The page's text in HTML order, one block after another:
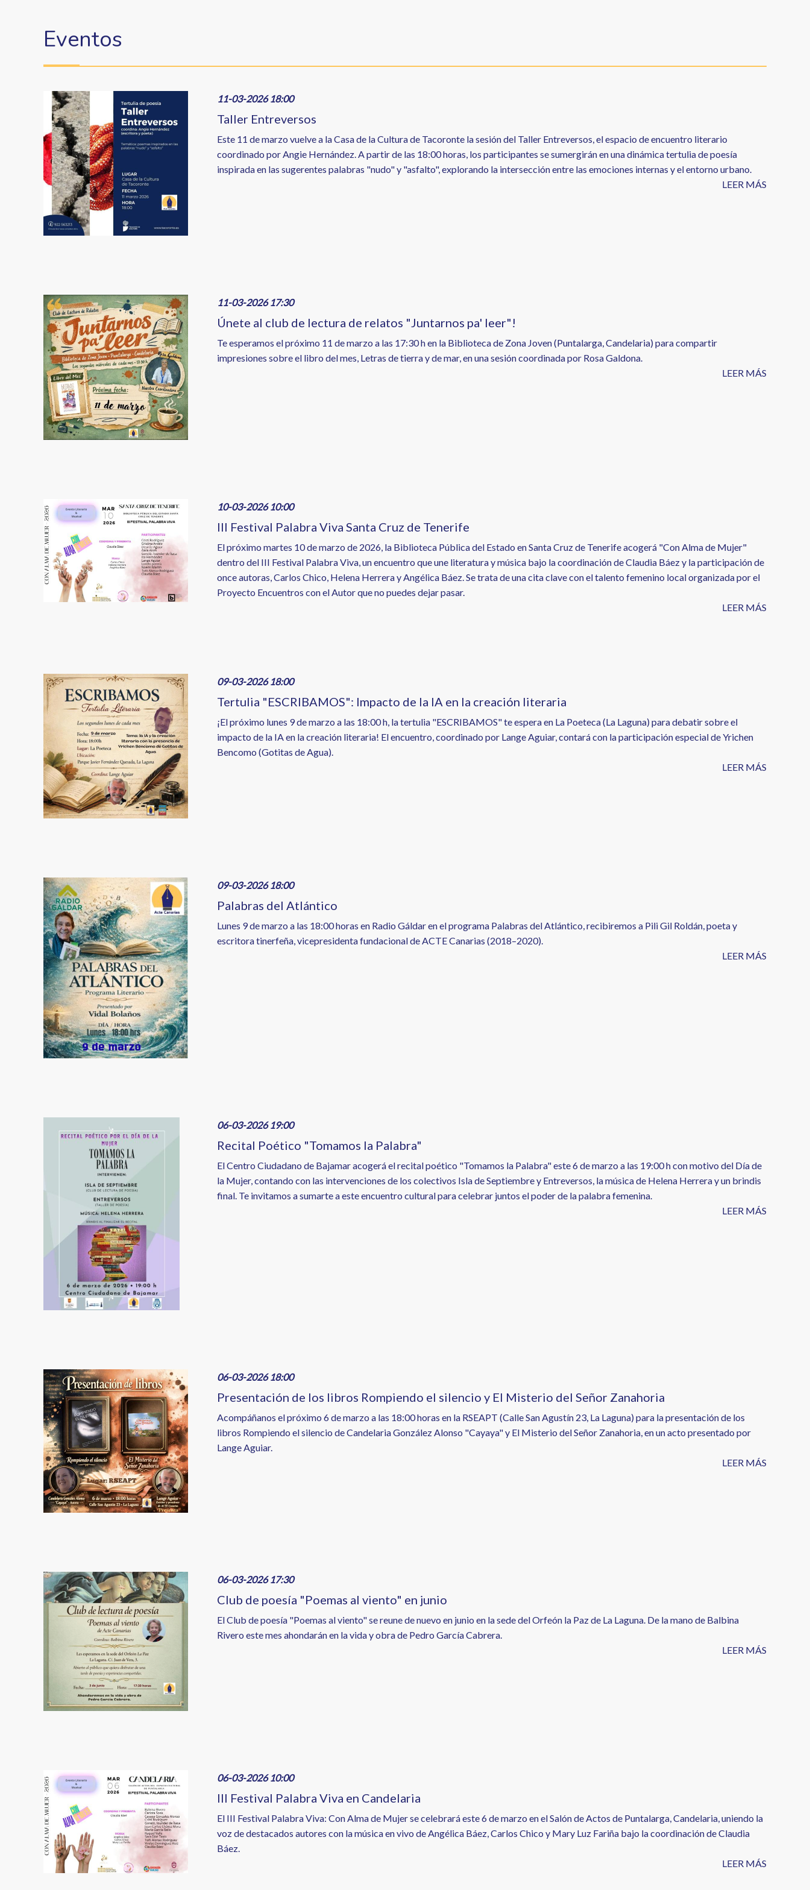
de
ayuda
a
la
navegación
Eventos
Image 11-03-2026 18:00
Taller Entreversos
Este 11 de marzo vuelve a la Casa de la Cultura de Tacoronte la sesión del Taller Entreversos, el espacio de encuentro literario
coordinado por Angie Hernández. A partir de las 18:00 horas, los participantes se sumergirán en una dinámica tertulia de poesía
inspirada en las sugerentes palabras "nudo" y "asfalto", explorando la intersección entre las emociones internas y el entorno urbano.
LEER MÁS
Image 11-03-2026 17:30
Únete al club de lectura de relatos "Juntarnos pa' leer"!
Te esperamos el próximo 11 de marzo a las 17:30 h en la Biblioteca de Zona Joven (Puntalarga, Candelaria) para compartir
impresiones sobre el libro del mes, Letras de tierra y de mar, en una sesión coordinada por Rosa Galdona.
LEER MÁS
Image 10-03-2026 10:00
III Festival Palabra Viva Santa Cruz de Tenerife
El próximo martes 10 de marzo de 2026, la Biblioteca Pública del Estado en Santa Cruz de Tenerife acogerá "Con Alma de Mujer"
dentro del III Festival Palabra Viva, un encuentro que une literatura y música bajo la coordinación de Claudia Báez y la participación de
once autoras, Carlos Chico, Helena Herrera y Angélica Báez. Se trata de una cita clave con el talento femenino local organizada por el
Proyecto Encuentros con el Autor que no puedes dejar pasar.
LEER MÁS
Image 09-03-2026 18:00
Tertulia "ESCRIBAMOS": Impacto de la IA en la creación literaria
¡El próximo lunes 9 de marzo a las 18:00 h, la tertulia "ESCRIBAMOS" te espera en La Poeteca (La Laguna) para debatir sobre el
impacto de la IA en la creación literaria! El encuentro, coordinado por Lange Aguiar, contará con la participación especial de Yrichen
Bencomo (Gotitas de Agua).
LEER MÁS
Image 09-03-2026 18:00
Palabras del Atlántico
Lunes 9 de marzo a las 18:00 horas en Radio Gáldar en el programa Palabras del Atlántico, recibiremos a Pili Gil Roldán, poeta y
escritora tinerfeña, vicepresidenta fundacional de ACTE Canarias (2018–2020).
LEER MÁS
06-03-2026 19:00
Recital Poético "Tomamos la Palabra"
El Centro Ciudadano de Bajamar acogerá el recital poético "Tomamos la Palabra" este 6 de marzo a las 19:00 h con motivo del Día de
la Mujer, contando con las intervenciones de los colectivos Isla de Septiembre y Entreversos, la música de Helena Herrera y un brindis
final. Te invitamos a sumarte a este encuentro cultural para celebrar juntos el poder de la palabra femenina.
LEER MÁS
Image 06-03-2026 18:00
Presentación de los libros Rompiendo el silencio y El Misterio del Señor Zanahoria
Acompáñanos el próximo 6 de marzo a las 18:00 horas en la RSEAPT (Calle San Agustín 23, La Laguna) para la presentación de los
libros Rompiendo el silencio de Candelaria González Alonso "Cayaya" y El Misterio del Señor Zanahoria, en un acto presentado por
Lange Aguiar.
LEER MÁS
Image 06-03-2026 17:30
Club de poesía "Poemas al viento" en junio
El Club de poesía "Poemas al viento" se reune de nuevo en junio en la sede del Orfeón la Paz de La Laguna. De la mano de Balbina
Rivero este mes ahondarán en la vida y obra de Pedro García Cabrera.
LEER MÁS
Image 06-03-2026 10:00
III Festival Palabra Viva en Candelaria
El III Festival Palabra Viva: Con Alma de Mujer se celebrará este 6 de marzo en el Salón de Actos de Puntalarga, Candelaria, uniendo la
voz de destacados autores con la música en vivo de Angélica Báez, Carlos Chico y Mary Luz Fariña bajo la coordinación de Claudia
Báez.
LEER MÁS